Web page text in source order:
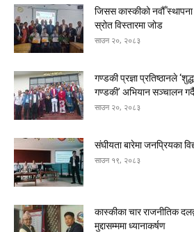
जिसस कास्कीको नवौँ
स्रोत विस्तारमा जोड
साउन २०, २०८३
गण्डकी प्रज्ञा प्रतिष्ठानले
गण्डकी’ अभियान सञ्चालन गर्दै
साउन २०, २०८३
संघीयता बारेमा जनप्रियका
साउन १९, २०८३
कास्कीका चार राजनीतिक
मुद्दासम्ममा ध्यानाकर्षण